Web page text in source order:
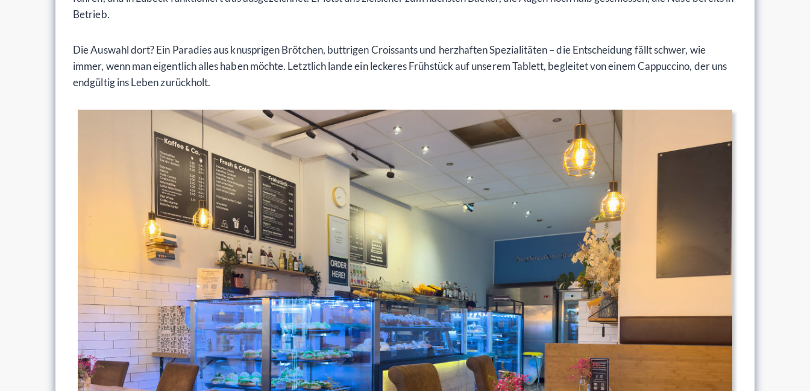
Betrieb.
Die Auswahl dort? Ein Paradies aus knusprigen Brötchen, buttrigen Croissants und herzhaften Spezialitäten – die Entscheidung fällt schwer, wie
immer, wenn man eigentlich alles haben möchte. Letztlich lande ein leckeres Frühstück auf unserem Tablett, begleitet von einem Cappuccino, der uns
endgültig ins Leben zurückholt.